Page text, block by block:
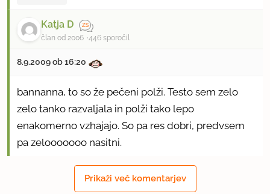
Katja D
član od 2006 446 sporočil
8.9.2009 ob 16:20
bannanna, to so že pečeni polži. Testo sem zelo
zelo tanko razvaljala in polži tako lepo
enakomerno vzhajajo. So pa res dobri, predvsem
pa zelooooooo nasitni.
Danes sem poskusila še eno različico: testo sem
namazala z Nutello in potresla s kokosovo moko.
Prikaži več komentarjev